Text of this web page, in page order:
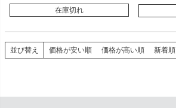
在庫切れ
並び替え 価格が安い順 価格が高い順 新着順